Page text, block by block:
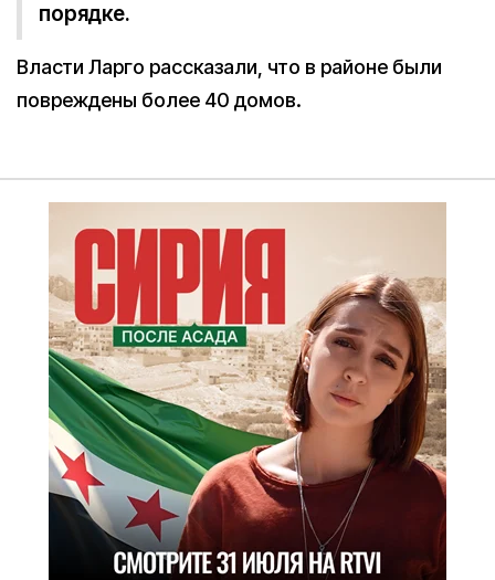
порядке.
Власти Ларго рассказали, что в районе были
повреждены более 40 домов.